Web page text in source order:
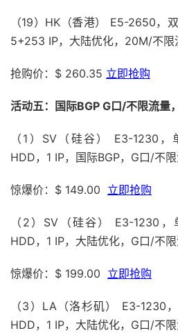
（19）HK（香港） E5-2650，
5+253 IP，大陆优化，20M/不限
抢购价：$ 260.35 立即抢购
活动五：国际BGP G口/不限流量
（1）SV（硅谷） E3-1230
HDD，1 IP，国际BGP，G口/不限
惊爆价：$ 149.00 立即抢购
（2）SV（硅谷） E3-1230
HDD，1 IP，大陆优化，G口/不限
惊爆价：$ 199.00 立即抢购
（3）LA（洛杉矶） E3-1230
HDD，1 IP，大陆优化，G口/不限